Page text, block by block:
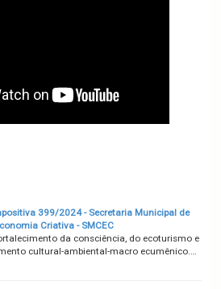
399/2024 - Secretaria Municipal de
Criativa - SMCEC
da consciência, do ecoturismo e
cultural-ambiental-macro ecumênico.…